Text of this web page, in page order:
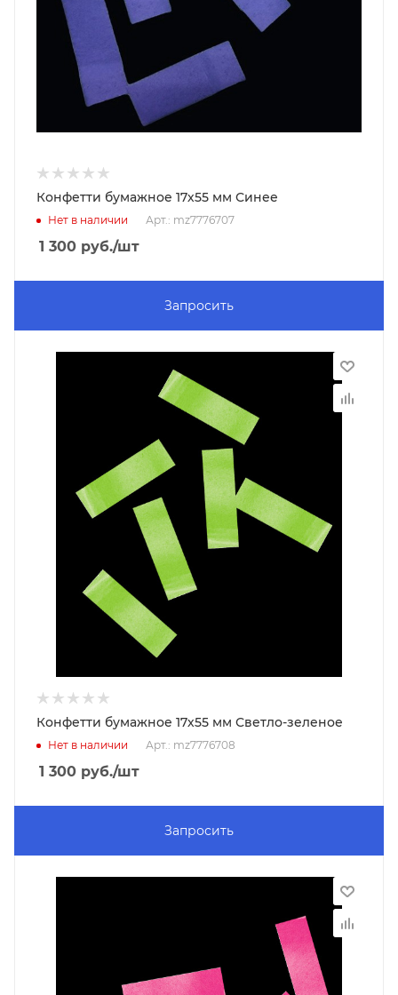
Конфетти бумажное 17х55 мм Синее
Нет в наличии Арт.: mz7776707
1 300 руб./шт
Запросить
Конфетти бумажное 17х55 мм Светло-зеленое
Нет в наличии Арт.: mz7776708
1 300 руб./шт
Запросить